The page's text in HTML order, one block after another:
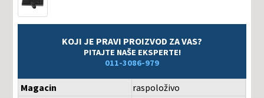
KOJI JE PRAVI PROIZVOD ZA VAS?
PITAJTE NAŠE EKSPERTE!
011-3086-979
Magacin
raspoloživo